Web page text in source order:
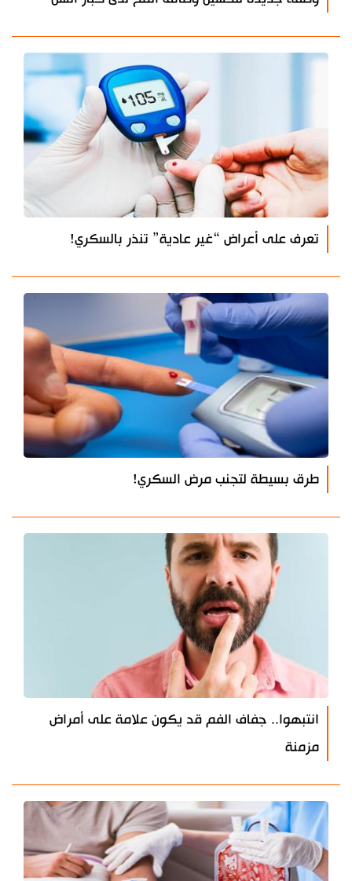
تعرف على أعراض “غير عادية” تنذر بالسكري!
طرق بسيطة لتجنب مرض السكري!
انتبهوا.. جفاف الفم قد يكون علامة على أمراض
مزمنة